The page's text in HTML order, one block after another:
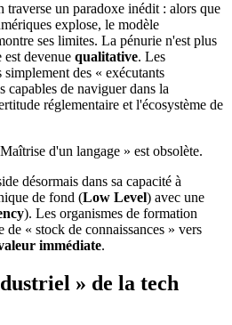
traverse un paradoxe inédit : alors que
explose, le modèle
ses limites. La pénurie n'est plus
devenue qualitative. Les
des « exécutants
capables de naviguer dans la
réglementaire et l'écosystème de
d'un langage » est obsolète.
désormais dans sa capacité à
de fond (Low Level) avec une
). Les organismes de formation
« stock de connaissances » vers
immédiate.
» de la tech